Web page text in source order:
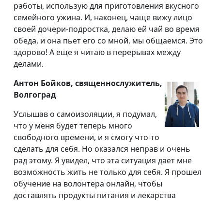
работы, использую для приготовления вкусного
семейного ужина. И, наконец, чаще вижу лицо
своей дочери-подростка, делаю ей чай во время
обеда, и она пьет его со мной, мы общаемся. Это
здорово! А еще я читаю в перерывах между
делами.
Антон Бойков, священнослужитель,
Волгоград
Услышав о самоизоляции, я подумал,
что у меня будет теперь много
свободного времени, и я смогу что-то
сделать для себя. Но оказался неправ и очень
рад этому. Я увидел, что эта ситуация дает мне
возможность жить не только для себя. Я прошел
обучение на волонтера онлайн, чтобы
доставлять продукты питания и лекарства